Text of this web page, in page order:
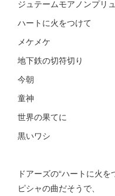
ジュテームモアノンプリュ
ハートに火をつけて
メケメケ
地下鉄の切符切り
今朝
童神
世界の果てに
黒いワシ
ドアーズの“ハートに火
ピシャの曲だそうで、